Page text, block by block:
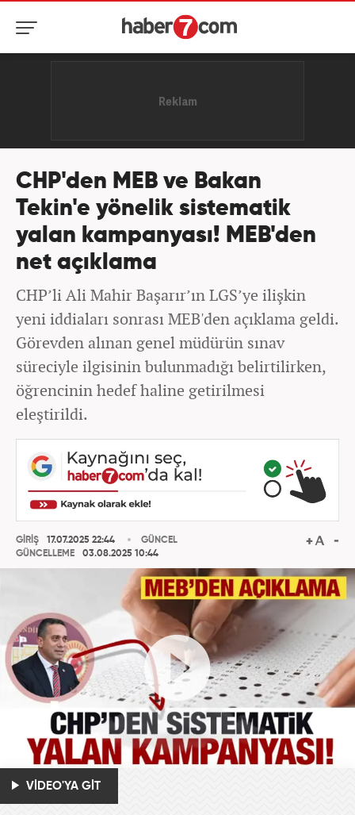
CHP'den MEB ve Bakan
Tekin'e yönelik sistematik
yalan kampanyası! MEB'den
net açıklama
CHP’li Ali Mahir Başarır’ın LGS’ye ilişkin
yeni iddiaları sonrası MEB'den açıklama geldi.
Görevden alınan genel müdürün sınav
süreciyle ilgisinin bulunmadığı belirtilirken,
öğrencinin hedef haline getirilmesi
eleştirildi.
GİRİŞ
17.07.2025 22:44
GÜNCELLEME
03.08.2025 10:44
GÜNCEL
VİDEO'YA GİT